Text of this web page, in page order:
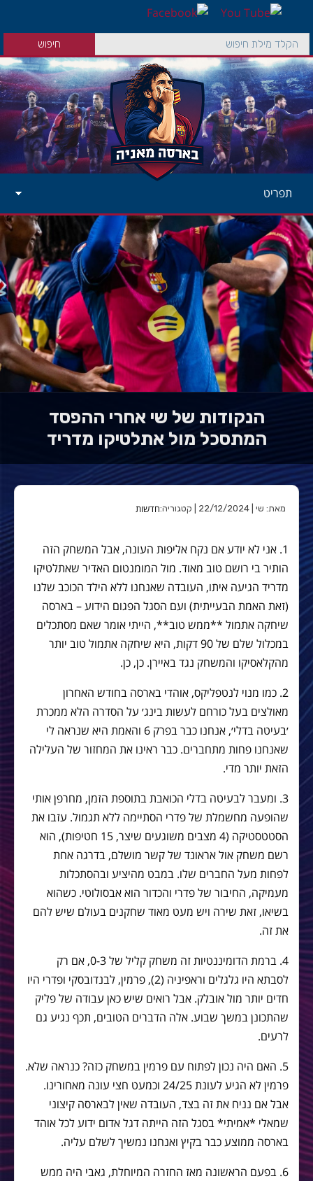
תפריט
הנקודות של שי אחרי ההפסד
המתסכל מול אתלטיקו מדריד
מאת: שי | 22/12/2024 | קטגוריה: חדשות
1. אני לא יודע אם נקח אליפות העונה, אבל המשחק הזה
הותיר בי רושם טוב מאוד. מול המומנטום האדיר שאתלטיקו
מדריד הגיעה איתו, העובדה שאנחנו ללא הילד הכוכב שלנו
(זאת האמת הבעייתית) ועם הסגל הפגום הידוע – בארסה
שיחקה אתמול **ממש טוב**, הייתי אומר שאם מסתכלים
במכלול שלם של 90 דקות, היא שיחקה אתמול טוב יותר
מהקלאסיקו והמשחק נגד באיירן. כן, כן.
2. כמו מנוי לנטפליקס, אוהדי בארסה בחודש האחרון
מאולצים בעל כורחם לעשות בינג׳ על הסדרה הלא ממכרת
׳בעיטה בדלי׳, אנחנו כבר בפרק 6 והאמת היא שנראה לי
שאנחנו פחות מתחברים. כבר ראינו את המחזור של העלילה
הזאת יותר מדי.
3. ומעבר לבעיטה בדלי הכואבת בתוספת הזמן, מחרפן אותי
שהופעה מחשמלת של פדרי הסתיימה ללא תגמול. עזבו את
הסטטסטיקה (4 מצבים משוגעים שיצר, 15 חטיפות), הוא
רשם משחק אול אראונד של קשר מושלם, בדרגה אחת
לפחות מעל החברים שלו. במבט מהיציע ובהסתכלות
מעמיקה, החיבור של פדרי והכדור הוא אבסולוטי. כשהוא
בשיאו, זאת שירה ויש מעט מאוד שחקנים בעולם שיש להם
את זה.
4. ברמת הדומיננטיות זה משחק קליל של 0-3, אם רק
לסבתא היו גלגלים וראפיניה (2), פרמין, לבנדובסקי ופדרי היו
חדים יותר מול אובלק. אבל רואים שיש כאן עבודה של פליק
שהתכונן במשך שבוע. אלה הדברים הטובים, תכף נגיע גם
לרעים.
5. האם היה נכון לפתוח עם פרמין במשחק כזה? כנראה שלא.
פרמין לא הגיע לעונת 24/25 וכמעט חצי עונה מאחורינו.
אבל אם נניח את זה בצד, העובדה שאין לבארסה קיצוני
שמאלי *אמיתי* בסגל הזה הייתה דגל אדום ידוע לכל אוהד
בארסה ממוצע כבר בקיץ ואנחנו נמשיך לשלם עליה.
6. בפעם הראשונה מאז החזרה המיוחלת, גאבי היה ממש